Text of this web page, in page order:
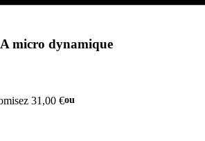
micro dynamique
31,00 €ou